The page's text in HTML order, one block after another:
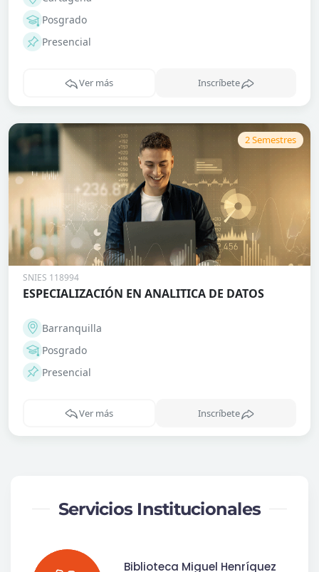
Servicios Institucionales
Biblioteca Miguel Henríquez